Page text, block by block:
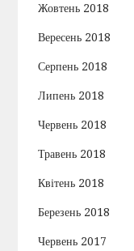
Жовтень 2018
Вересень 2018
Серпень 2018
Липень 2018
Червень 2018
Травень 2018
Квітень 2018
Березень 2018
Червень 2017